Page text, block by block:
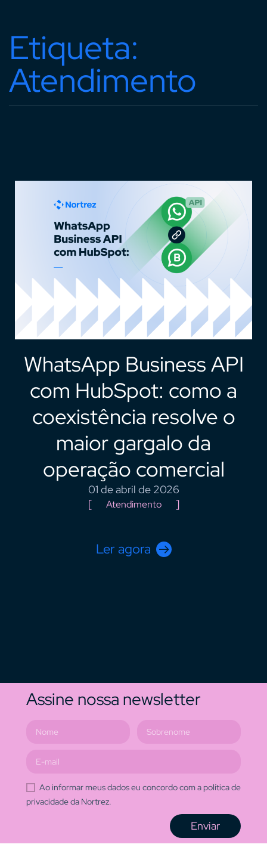
Etiqueta:
Atendimento
WhatsApp Business API
com HubSpot: como a
coexistência resolve o
maior gargalo da
operação comercial
01 de abril de 2026
Atendimento
Ler agora
Assine nossa newsletter
Ao informar meus dados eu concordo com a política de
privacidade da Nortrez.
Enviar